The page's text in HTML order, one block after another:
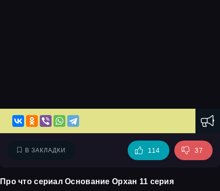
В ЗАКЛАДКИ 114 37
Про что сериал Основание Орхан 11 серия